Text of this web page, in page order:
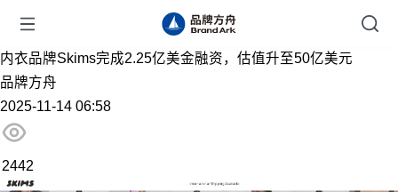
内衣品牌Skims完成2.25亿美金融资，估值升至50亿美元
品牌方舟
2025-11-14 06:58
2442